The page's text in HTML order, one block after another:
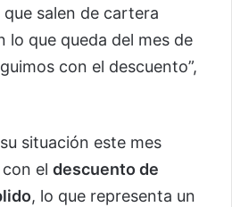
salen de cartera
lo que queda del mes de
con el descuento”,
situación este mes
el descuento de
, lo que representa un